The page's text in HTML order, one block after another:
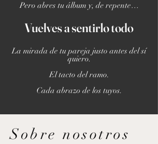
Pero abres tu álbum y, de repente…
Vuelves a sentirlo todo
La mirada de tu pareja justo antes del sí
quiero.
El tacto del ramo.
Cada abrazo de los tuyos.
Sobre nosotros